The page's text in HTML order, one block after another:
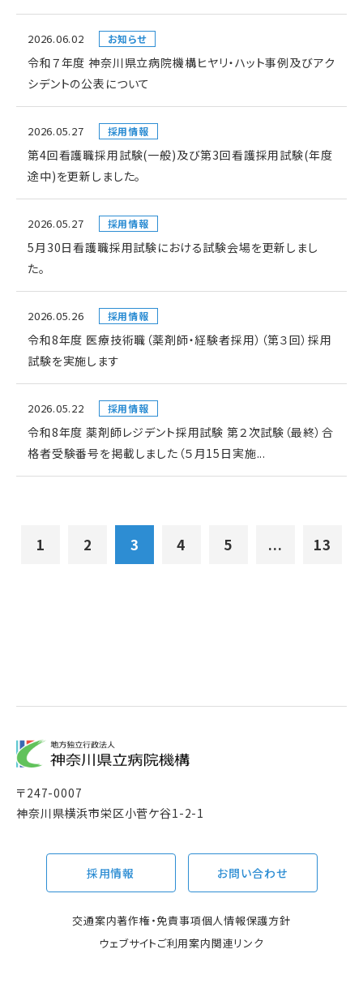
2026.06.02 お知らせ
令和７年度 神奈川県立病院機構ヒヤリ・ハット事例及びアク
シデントの公表について
2026.05.27 採用情報
第4回看護職採用試験(一般)及び第3回看護採用試験(年度
途中)を更新しました。
2026.05.27 採用情報
5月30日看護職採用試験における試験会場を更新しまし
た。
2026.05.26 採用情報
令和8年度 医療技術職（薬剤師・経験者採用）（第３回）採用
試験を実施します
2026.05.22 採用情報
令和8年度 薬剤師レジデント採用試験 第２次試験（最終）合
格者受験番号を掲載しました（５月15日実施...
1 2 3 4 5 ... 13
〒247-0007
神奈川県横浜市栄区小菅ケ谷1-2-1
採用情報 お問い合わせ
交通案内著作権・免責事項個人情報保護方針
ウェブサイトご利用案内関連リンク